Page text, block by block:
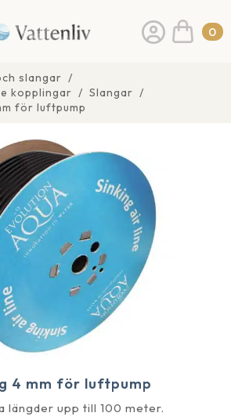
0
slangar
kopplingar
Slangar
för luftpump
4 mm för luftpump
längder upp till 100 meter.